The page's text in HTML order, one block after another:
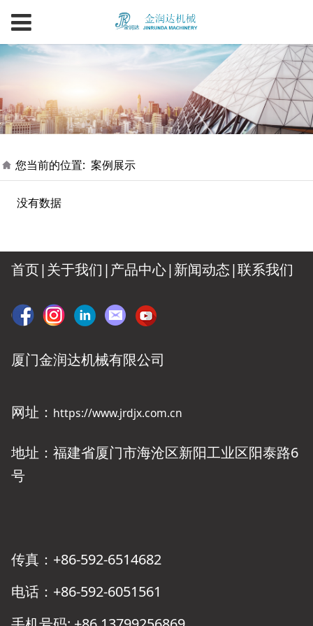
您当前的位置: 案例展示
没有数据
首页|关于我们 |产品中心|新闻动态|联系我们
厦门金润达机械有限公司
网址： https://www.jrdjx.com.cn
地址：福建省厦门市海沧区新阳工业区阳泰路6
号
传真：+86-592-6514682
电话：+86-592-6051561